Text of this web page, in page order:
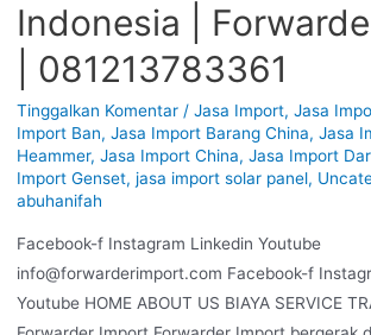
Indonesia |
| 081213783361
Tinggalkan Komentar / Jasa Import, Jasa
Import Ban, Jasa Import Barang China, Jasa
Heammer, Jasa Import China, Jasa Import
Import Genset, jasa import solar panel,
abuhanifah
Facebook-f Instagram Linkedin Youtube
info@forwarderimport.com Facebook-f
Youtube HOME ABOUT US BIAYA SERVICE